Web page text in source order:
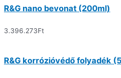
R&G nano bevonat (200ml)
3.396.273Ft
R&G korrózióvédő folyadék